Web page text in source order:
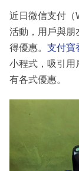
近日微信支付（
活動，用戶與朋
得優惠。 支付寶
小程式，吸引用
有各式優惠。